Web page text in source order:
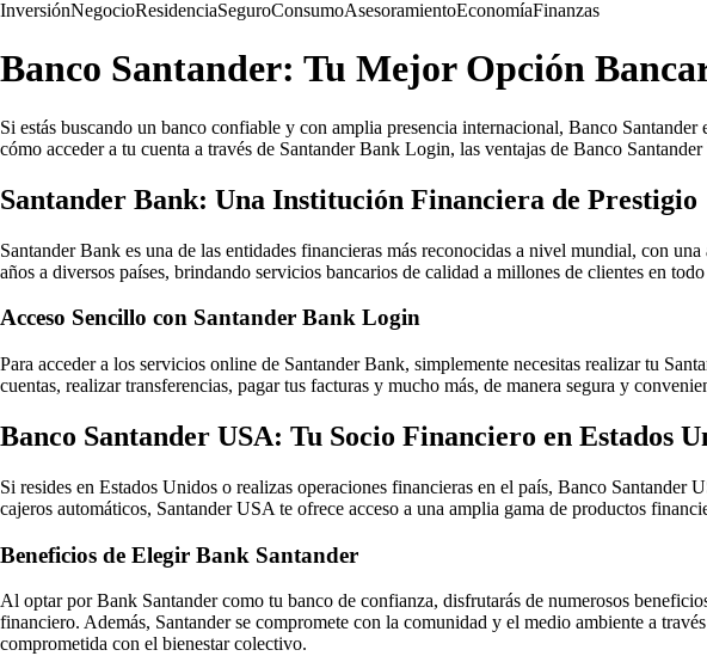
InversiónNegocioResidenciaSeguroConsumoAsesoramientoEconomíaFinanzas
Banco Santander: Tu Mejor Opción
Si estás buscando un banco confiable y con amplia presencia internacional, Banco
cómo acceder a tu cuenta a través de Santander Bank Login, las ventajas de Banco
Santander Bank: Una Institución Financiera de Prestigio
Santander Bank es una de las entidades financieras más reconocidas a nivel mundial, con
años a diversos países, brindando servicios bancarios de calidad a millones de clientes en
Acceso Sencillo con Santander Bank Login
Para acceder a los servicios online de Santander Bank, simplemente necesitas realizar tu
cuentas, realizar transferencias, pagar tus facturas y mucho más, de manera segura y
Banco Santander USA: Tu Socio Financiero en Estados
Si resides en Estados Unidos o realizas operaciones financieras en el país, Banco
cajeros automáticos, Santander USA te ofrece acceso a una amplia gama de productos
Beneficios de Elegir Bank Santander
Al optar por Bank Santander como tu banco de confianza, disfrutarás de numerosos
financiero. Además, Santander se compromete con la comunidad y el medio ambiente a
comprometida con el bienestar colectivo.